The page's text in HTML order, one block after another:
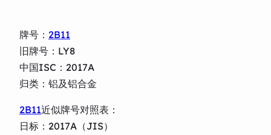
牌号： 2B11
旧牌号：LY8
中国ISC：2017A
归类：铝及铝合金
2B11近似牌号对照表：
日标：2017A（JIS）